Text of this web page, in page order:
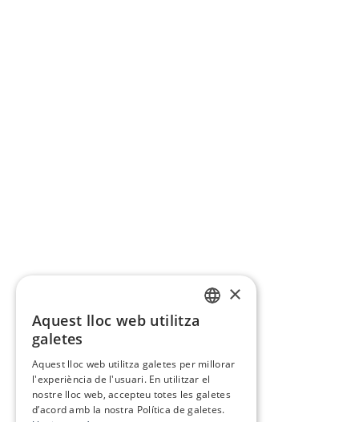
×
Aquest lloc web utilitza
galetes
Aquest lloc web utilitza galetes per millorar
l'experiència de l'usuari. En utilitzar el
nostre lloc web, accepteu totes les galetes
d’acord amb la nostra Política de galetes.